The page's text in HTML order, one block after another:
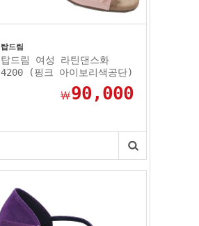
탑드림
탑드림 여성 라틴댄스화
4200 (핑크 아이보리색공단)
￦90,000